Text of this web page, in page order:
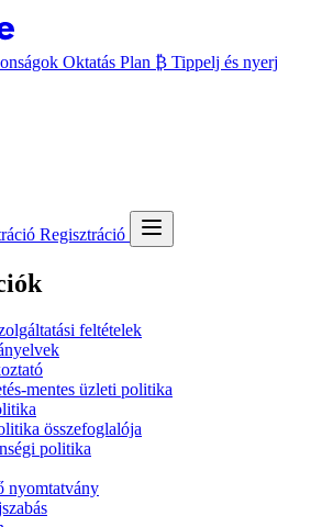
Oktatás Plan ₿ Tippelj és nyerj
Regisztráció
feltételek
mentes üzleti politika
összefoglalója
politika
nyomtatvány